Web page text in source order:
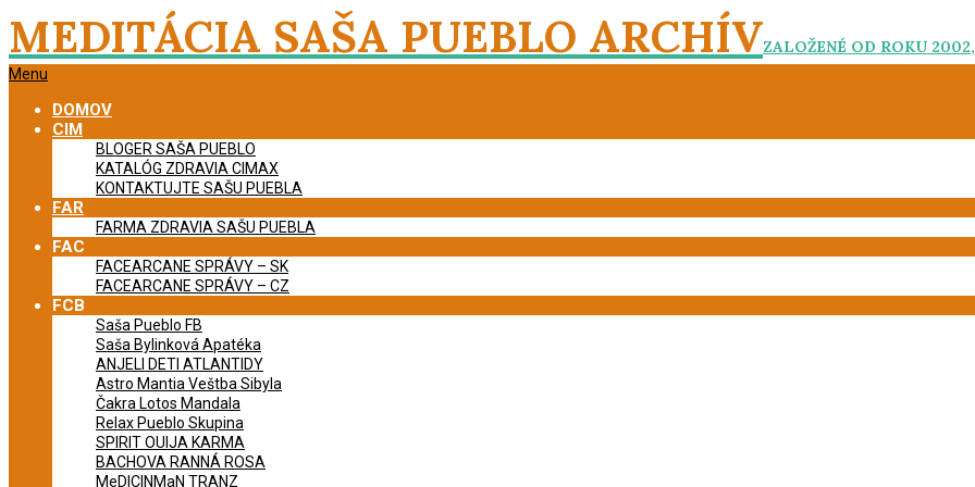
Skip
to
content
MEDITÁCIA SAŠA PUEBLO ARCHÍVZALOŽENÉ OD ROKU
Primary
Menu
Menu
DOMOV
CIM
BLOGER SAŠA PUEBLO
KATALÓG ZDRAVIA CIMAX
KONTAKTUJTE SAŠU PUEBLA
FAR
FARMA ZDRAVIA SAŠU PUEBLA
FAC
FACEARCANE SPRÁVY – SK
FACEARCANE SPRÁVY – CZ
FCB
Saša Pueblo FB
Saša Bylinková Apatéka
ANJELI DETI ATLANTIDY
Astro Mantia Veštba Sibyla
Čakra Lotos Mandala
Relax Pueblo Skupina
SPIRIT OUIJA KARMA
BACHOVA RANNÁ ROSA
MeDICINMaN TRANZ